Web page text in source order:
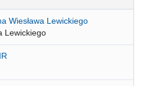
Wiesława Lewickiego
Lewickiego